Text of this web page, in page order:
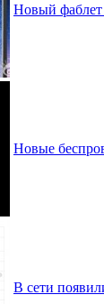
Новый фаблет
Новые
В сети